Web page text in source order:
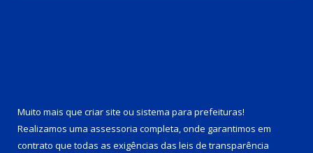
Muito mais que criar site ou sistema para prefeituras!
Realizamos uma assessoria completa, onde garantimos em
contrato que todas as exigências das leis de transparência